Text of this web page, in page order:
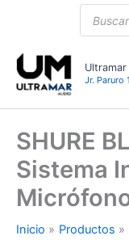
Jr. Paruro
SHURE
Sistema
Inicio
Productos